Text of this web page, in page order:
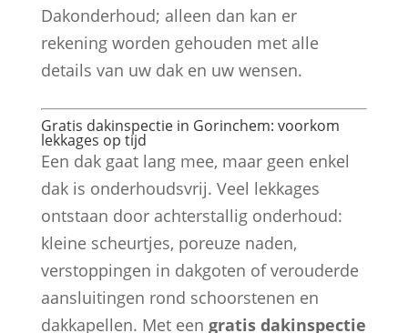
Dakonderhoud; alleen dan kan er
rekening worden gehouden met alle
details van uw dak en uw wensen.
Gratis dakinspectie in Gorinchem: voorkom
lekkages op tijd
Een dak gaat lang mee, maar geen enkel
dak is onderhoudsvrij. Veel lekkages
ontstaan door achterstallig onderhoud:
kleine scheurtjes, poreuze naden,
verstoppingen in dakgoten of verouderde
aansluitingen rond schoorstenen en
dakkapellen. Met een gratis dakinspectie